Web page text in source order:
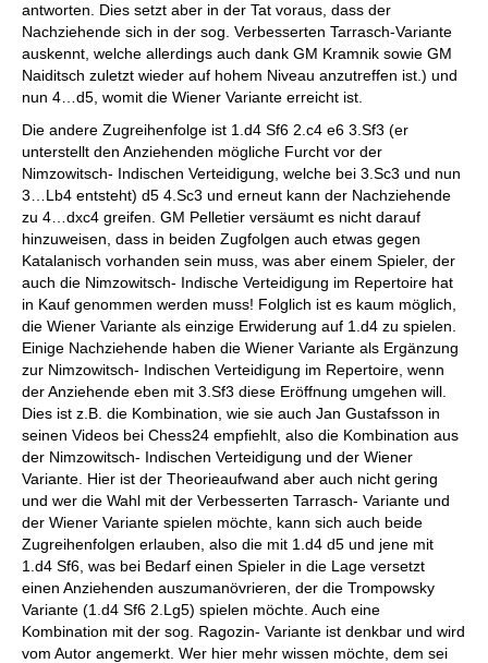
antworten. Dies setzt aber in der Tat voraus, dass der
Nachziehende sich in der sog. Verbesserten Tarrasch-Variante
auskennt, welche allerdings auch dank GM Kramnik sowie GM
Naiditsch zuletzt wieder auf hohem Niveau anzutreffen ist.) und
nun 4…d5, womit die Wiener Variante erreicht ist.
Die andere Zugreihenfolge ist 1.d4 Sf6 2.c4 e6 3.Sf3 (er
unterstellt den Anziehenden mögliche Furcht vor der
Nimzowitsch- Indischen Verteidigung, welche bei 3.Sc3 und nun
3…Lb4 entsteht) d5 4.Sc3 und erneut kann der Nachziehende
zu 4…dxc4 greifen. GM Pelletier versäumt es nicht darauf
hinzuweisen, dass in beiden Zugfolgen auch etwas gegen
Katalanisch vorhanden sein muss, was aber einem Spieler, der
auch die Nimzowitsch- Indische Verteidigung im Repertoire hat
in Kauf genommen werden muss! Folglich ist es kaum möglich,
die Wiener Variante als einzige Erwiderung auf 1.d4 zu spielen.
Einige Nachziehende haben die Wiener Variante als Ergänzung
zur Nimzowitsch- Indischen Verteidigung im Repertoire, wenn
der Anziehende eben mit 3.Sf3 diese Eröffnung umgehen will.
Dies ist z.B. die Kombination, wie sie auch Jan Gustafsson in
seinen Videos bei Chess24 empfiehlt, also die Kombination aus
der Nimzowitsch- Indischen Verteidigung und der Wiener
Variante. Hier ist der Theorieaufwand aber auch nicht gering
und wer die Wahl mit der Verbesserten Tarrasch- Variante und
der Wiener Variante spielen möchte, kann sich auch beide
Zugreihenfolgen erlauben, also die mit 1.d4 d5 und jene mit
1.d4 Sf6, was bei Bedarf einen Spieler in die Lage versetzt
einen Anziehenden auszumanövrieren, der die Trompowsky
Variante (1.d4 Sf6 2.Lg5) spielen möchte. Auch eine
Kombination mit der sog. Ragozin- Variante ist denkbar und wird
vom Autor angemerkt. Wer hier mehr wissen möchte, dem sei